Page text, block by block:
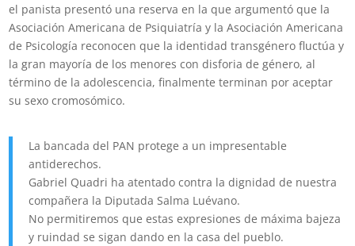
el panista presentó una reserva en la que argumentó que la
Asociación Americana de Psiquiatría y la Asociación Americana
de Psicología reconocen que la identidad transgénero fluctúa y
la gran mayoría de los menores con disforia de género, al
término de la adolescencia, finalmente terminan por aceptar
su sexo cromosómico.
La bancada del PAN protege a un impresentable
antiderechos.
Gabriel Quadri ha atentado contra la dignidad de nuestra
compañera la Diputada Salma Luévano.
No permitiremos que estas expresiones de máxima bajeza
y ruindad se sigan dando en la casa del pueblo.